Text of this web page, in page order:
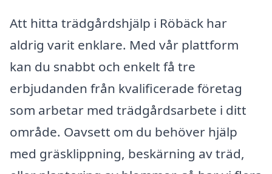
Att hitta trädgårdshjälp i Röbäck har
aldrig varit enklare. Med vår plattform
kan du snabbt och enkelt få tre
erbjudanden från kvalificerade företag
som arbetar med trädgårdsarbete i ditt
område. Oavsett om du behöver hjälp
med gräsklippning, beskärning av träd,